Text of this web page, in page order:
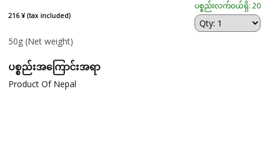
216 ¥ (tax included)
ပစ္စည်းလက်ဝယ်ရှိ: 20
50g (Net weight)
ပစ္စည်းအကြောင်းအရာ
Product Of Nepal